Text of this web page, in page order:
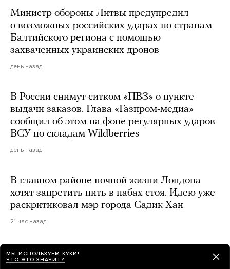
Министр обороны Литвы предупредил
о возможных российских ударах по странам
Балтийского региона с помощью
захваченных украинских дронов
день назад
В России снимут ситком «ПВЗ» о пункте
выдачи заказов. Глава «Газпром-медиа»
сообщил об этом на фоне регулярных ударов
ВСУ по складам Wildberries
день назад
В главном районе ночной жизни Лондона
хотят запретить пить в пабах стоя. Идею уже
раскритиковал мэр города Садик Хан
21 час назад
В Москве похоронили генерал-майора
Валерия Плохотнюка. Вероятно, он погиб при
МЫ ИСПОЛЬЗУЕМ КУКИ!
ЧТО ЭТО ЗНАЧИТ?